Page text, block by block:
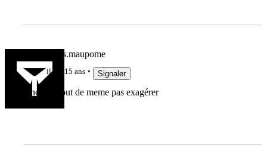
jeanjacques.maupome
il y a 15 ans Signaler
Il ne faut tout de meme pas exagérer